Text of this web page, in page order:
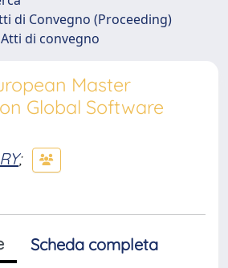
di Convegno (Proceeding)
di convegno
Master
Global Software
;
Scheda completa